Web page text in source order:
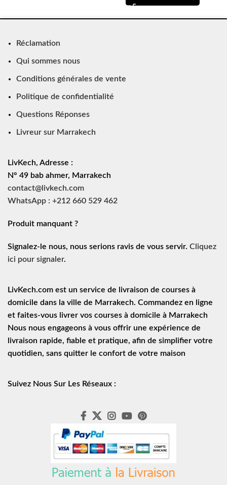
Réclamation
Qui sommes nous
Conditions générales de vente
Politique de confidentialité
Questions Réponses
Livreur sur Marrakech
LivKech, Adresse :
N° 49 bab ahmer, Marrakech
contact@livkech.com
WhatsApp : +212 660 529 462
Produit manquant ?
Signalez-le nous, nous serions ravis de vous servir. Cliquez
ici pour signaler.
LivKech.com est un service de
livraison de courses à
domicile dans la ville de Marrakech. Commandez en ligne
et faites-vous livrer vos courses à domicile à Marrakech
Nous nous engageons à vous offrir une expérience de
livraison rapide, fiable et pratique, afin de simplifier votre
quotidien, sans quitter le confort de votre maison
Suivez Nous Sur Les Réseaux :